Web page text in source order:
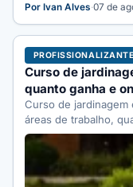
Por Ivan Alves·07 de
Curso de
quanto ganha e
Curso de jardinagem
áreas de trabalho,